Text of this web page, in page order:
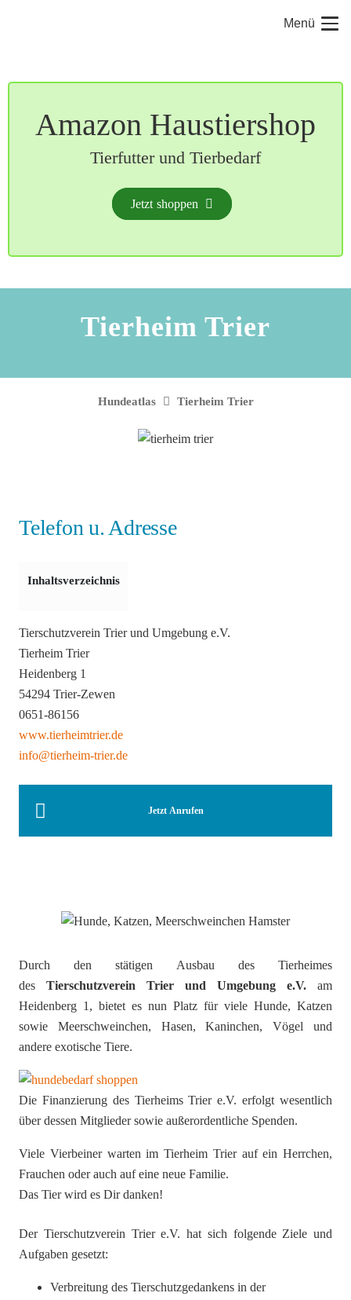
Menü
Amazon Haustiershop
Tierfutter und Tierbedarf
Jetzt shoppen
Tierheim Trier
Hundeatlas Tierheim Trier
Telefon u. Adresse
Inhaltsverzeichnis
Tierschutzverein Trier und Umgebung e.V.
Tierheim Trier
Heidenberg 1
54294 Trier-Zewen
0651-86156
www.tierheimtrier.de
info@tierheim-trier.de
Jetzt Anrufen
Durch den stätigen Ausbau des Tierheimes
des Tierschutzverein Trier und Umgebung e.V. am
Heidenberg 1, bietet es nun Platz für viele Hunde, Katzen
sowie Meerschweinchen, Hasen, Kaninchen, Vögel und
andere exotische Tiere.
Die Finanzierung des Tierheims Trier e.V. erfolgt wesentlich
über dessen Mitglieder sowie außerordentliche Spenden.
Viele Vierbeiner warten im Tierheim Trier auf ein Herrchen,
Frauchen oder auch auf eine neue Familie.
Das Tier wird es Dir danken!
Der Tierschutzverein Trier e.V. hat sich folgende Ziele und
Aufgaben gesetzt:
Verbreitung des Tierschutzgedankens in der